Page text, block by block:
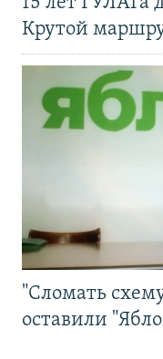
Крутой
"Сломать
оставили